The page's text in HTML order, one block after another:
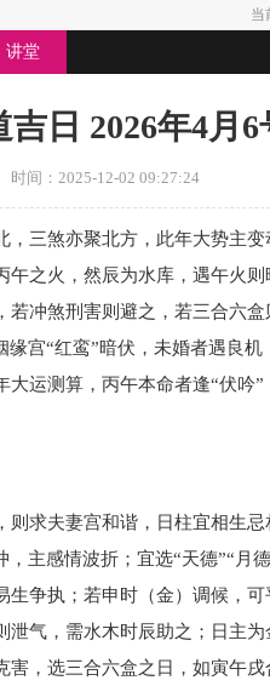
讲堂
当
吉日 2026年4月
时间：2025-12-02 09:27:24
三煞亦聚北方，此年大势主
之火，然辰为水库，遇午火
冲煞刑害则避之，若三合六
宫“红鸾”暗伏，未婚者遇良
运测算，丙午本命者逢“伏吟
求夫妻宫和谐，日柱宜相生
主感情波折；宜选“天德”“月
争执；若申时（金）调候，
气，需水木时辰助之；日主
，选三合六盒之日，如寅午